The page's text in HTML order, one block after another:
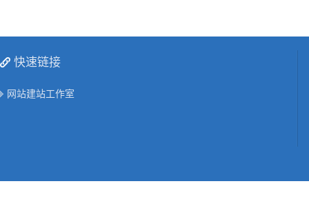
快速链接
网站建站工作室